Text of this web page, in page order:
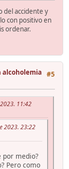
del accidente y
con positivo en
ordenar.
#5
alcoholemia
11:42
2023. 23:22
por medio?
Pero como